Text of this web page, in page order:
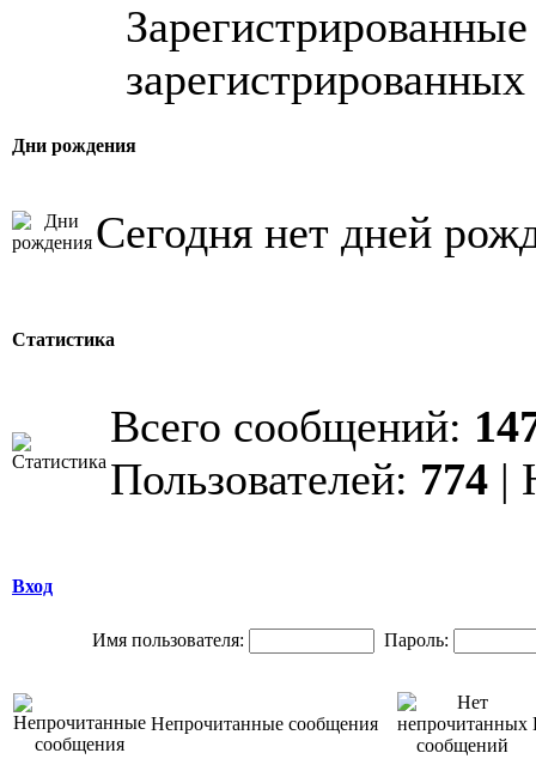
зарегистрированных
Дни рождения
Сегодня нет дней
Статистика
Всего сообщений:
Пользователей: 774 |
Вход
Имя пользователя: Пароль:
Непрочитанные сообщения